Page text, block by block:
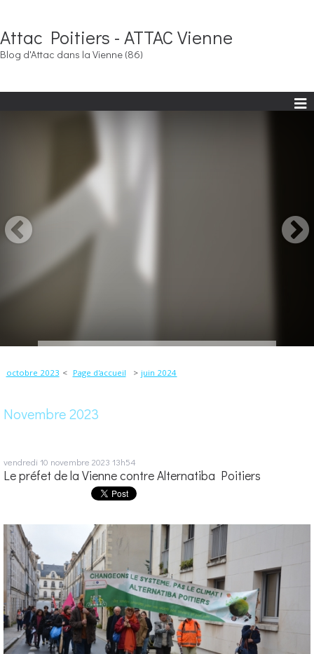
Attac Poitiers - ATTAC Vienne
Blog d'Attac dans la Vienne (86)
octobre 2023 Page d'accueil juin 2024
Novembre 2023
vendredi 10 novembre 2023 13h54
Le préfet de la Vienne contre Alternatiba Poitiers